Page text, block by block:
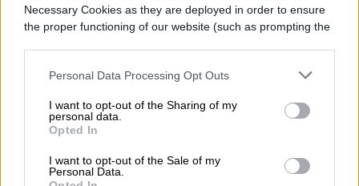
Necessary Cookies as they are deployed in order to ensure
the proper functioning of our website (such as prompting the
Personal Data Processing Opt Outs
I want to opt-out of the Sharing of my
personal data.
Opted In
I want to opt-out of the Sale of my
Personal Data.
Music, aunque solo podrás escuchar el
plataforma.
Por otra parte, si tú tenías suscripción
ilimitada en Play Music, desde Google
afirman que de forma inmediata tu cuenta